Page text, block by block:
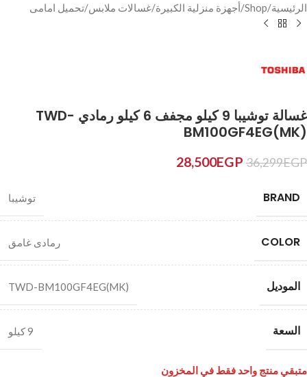
الرئيسية/
Shop
/أجهزة منزلية الكبيرة/غسالات ملابس/تحميل امامى
غسالة توشيبا 9 كيلو مجفف 6 كيلو رمادي TWD-
BM100GF4EG(MK)
36,299EGP
28,500EGP
BRAND توشيبا
COLOR رمادى غامق
الموديل TWD-BM100GF4EG(MK)
السعة 9 كيلو
متبقي منتج واحد فقط في المخزون